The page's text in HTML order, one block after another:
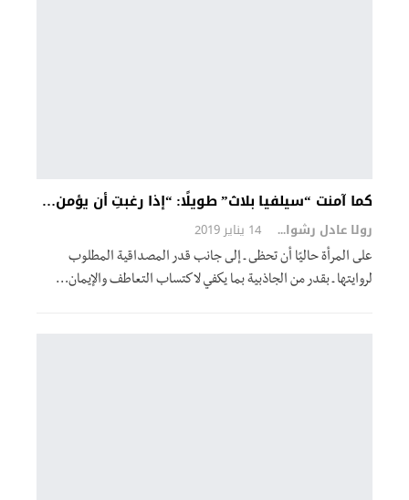
كما آمنت “سيلفيا بلاث” طويلًا: “إذا رغبتِ أن يؤمن…
رولا عادل رشوان 14 يناير 2019
على المرأة حاليًا أن تحظى ـ إلى جانب قدر المصداقية المطلوب
لروايتها ـ بقدر من الجاذبية بما يكفي لاكتساب التعاطف والإيمان…